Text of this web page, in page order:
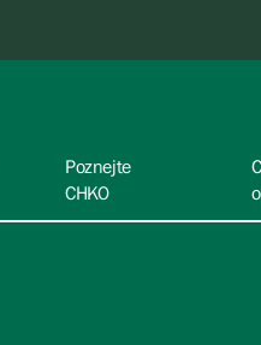
Poznejte
CHKO